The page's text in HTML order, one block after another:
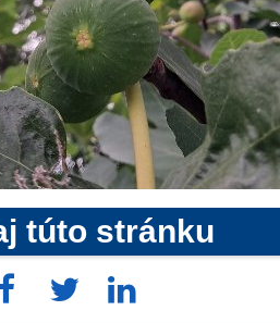
túto stránku